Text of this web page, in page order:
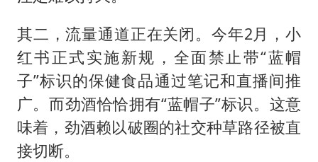
其二，流量通道正在关闭。今年2月，小
红书正式实施新规，全面禁止带“蓝帽
子”标识的保健食品通过笔记和直播间推
广。而劲酒恰恰拥有“蓝帽子”标识。这意
味着，劲酒赖以破圈的社交种草路径被直
接切断。